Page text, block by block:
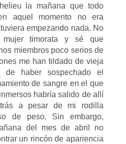
la mañana que todo
aquel momento no era
empezando nada. No
mujer timorata y sé que
miembros poco serios de
me han tildado de vieja
de haber sospechado el
de sangre en el que
habría salido de allí
a pesar de mi rodilla
de peso. Sin embargo,
del mes de abril no
un rincón de apariencia